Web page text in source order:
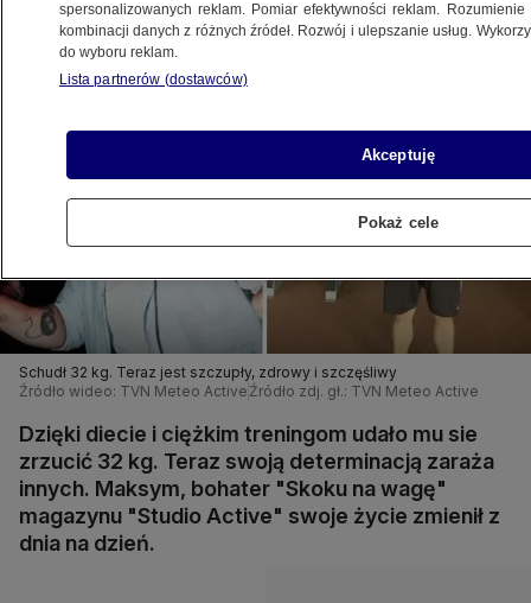
Udostępnij
Schudł 32 kg. Teraz jest szczupły, zdrowy i szczęśliwy
Źródło wideo: TVN Meteo Active Źródło zdj. gł.: TVN Meteo Active
Dzięki diecie i ciężkim treningom udało mu sie
zrzucić 32 kg. Teraz swoją determinacją zaraża
innych. Maksym, bohater "Skoku na wagę"
magazynu "Studio Active" swoje życie zmienił z
dnia na dzień.
spersonalizowanych reklam. Pomiar efektywności reklam.
kombinacji danych z różnych źródeł. Rozwój i ulepszanie usług.
do wyboru reklam.
Lista partnerów (dostawców)
Akceptuję
Pokaż cele